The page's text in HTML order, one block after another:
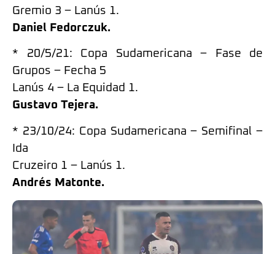
Gremio 3 – Lanús 1.
Daniel Fedorczuk.
* 20/5/21: Copa Sudamericana – Fase de
Grupos – Fecha 5
Lanús 4 – La Equidad 1.
Gustavo Tejera.
* 23/10/24: Copa Sudamericana – Semifinal –
Ida
Cruzeiro 1 – Lanús 1.
Andrés Matonte.